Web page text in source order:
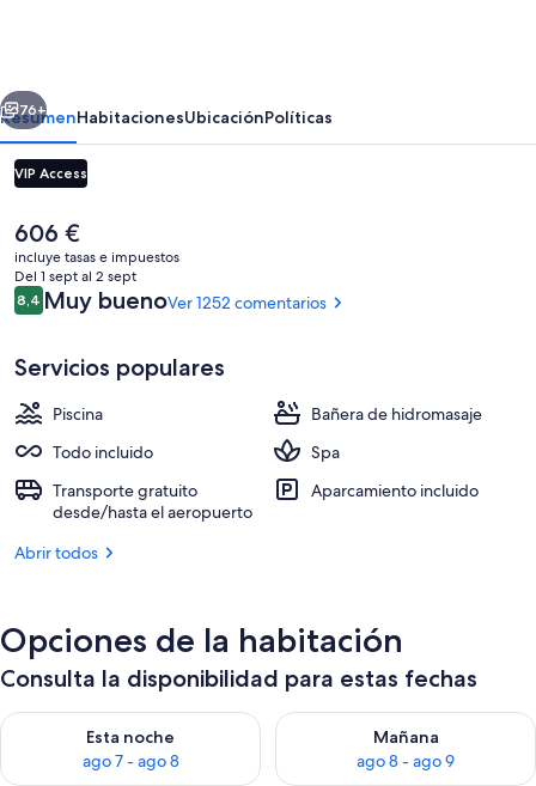
Riviera
Maya
Gourmet
by
Karisma
All
Inclusive
Siguiente
76+
ResumenHabitacionesUbicaciónPolíticas
VIP Access
El
precio
actual
es
de
606 €
incluye tasas e impuestos
Del 1 sept al 2 sept
Comentarios
8,48,4 de 10
Muy buenoVer 1252 comentarios
Servicios populares
Piscina
Bañera de hidromasaje
Todo incluido
Spa
Transporte gratuito
desde/hasta el aeropuerto
Aparcamiento incluido
Abrir todos
Opciones de la habitación
Consulta la disponibilidad para estas fechas
Esta noche
ago 7 - ago 8
Consulta la disponibilidad para esta noche, ago 7 - ago 8
Mañana
ago 8 - ago 9
Consulta la disponibilidad